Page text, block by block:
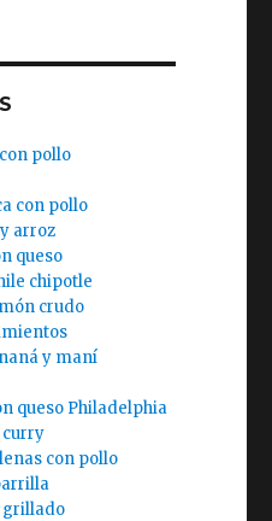
pollo
con pollo
arroz
queso
chipotle
crudo
y maní
queso Philadelphia
curry
con pollo
grillado